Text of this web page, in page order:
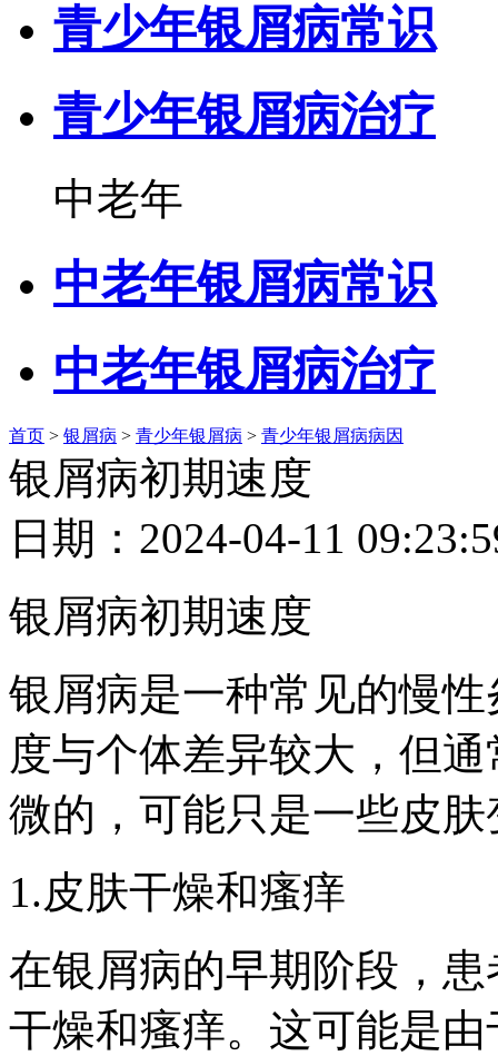
青少年银屑病常识
青少年银屑病治疗
中老年
中老年银屑病常识
中老年银屑病治疗
首页 > 银屑病 > 青少年银屑病 > 青少年银屑病病因
银屑病初期速度
日期：2024-04-11
银屑病初期速度
银屑病是一种常见的慢
度与个体差异较大，但
微的，可能只是一些皮
1.皮肤干燥和瘙痒
在银屑病的早期阶段，
干燥和瘙痒。这可能是